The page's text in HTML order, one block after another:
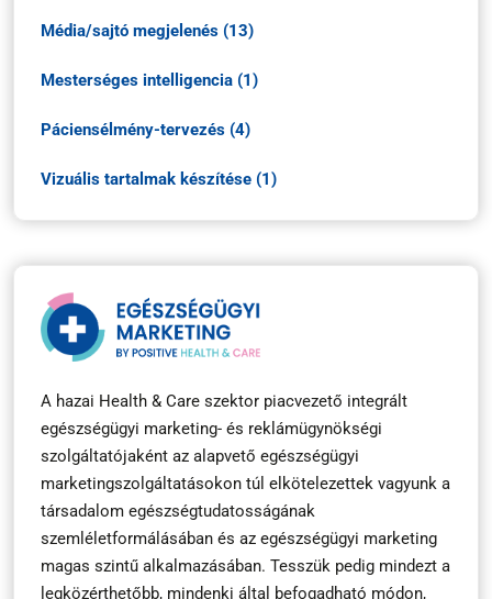
Média/sajtó megjelenés (13)
Mesterséges intelligencia (1)
Páciensélmény-tervezés (4)
Vizuális tartalmak készítése (1)
A hazai Health & Care szektor piacvezető integrált
egészségügyi marketing- és reklámügynökségi
szolgáltatójaként az alapvető egészségügyi
marketingszolgáltatásokon túl elkötelezettek vagyunk a
társadalom egészségtudatosságának
szemléletformálásában és az egészségügyi marketing
magas szintű alkalmazásában. Tesszük pedig mindezt a
legközérthetőbb, mindenki által befogadható módon,